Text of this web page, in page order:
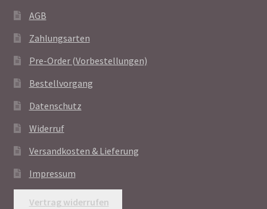
AGB
Zahlungsarten
Pre-Order (Vorbestellungen)
Bestellvorgang
Datenschutz
Widerruf
Versandkosten & Lieferung
Impressum
Vertrag widerrufen